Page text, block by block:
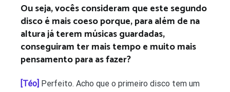
Ou seja, vocês consideram que este segundo
disco é mais coeso porque, para além de na
altura já terem músicas guardadas,
conseguiram ter mais tempo e muito mais
pensamento para as fazer?
[Téo] Perfeito. Acho que o primeiro disco tem um